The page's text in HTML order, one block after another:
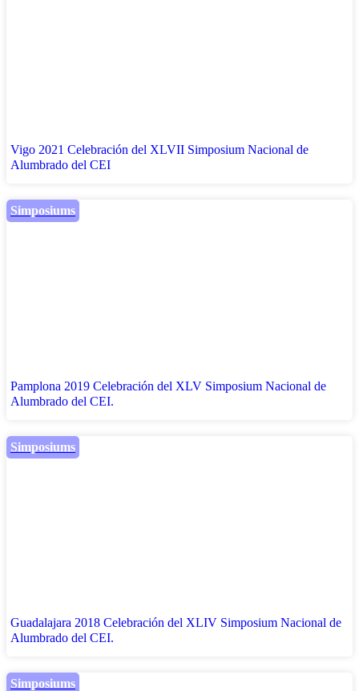
Vigo 2021 Celebración del XLVII Simposium Nacional de
Alumbrado del CEI
Simposiums
Pamplona 2019 Celebración del XLV Simposium Nacional de
Alumbrado del CEI.
Simposiums
Guadalajara 2018 Celebración del XLIV Simposium Nacional de
Alumbrado del CEI.
Simposiums